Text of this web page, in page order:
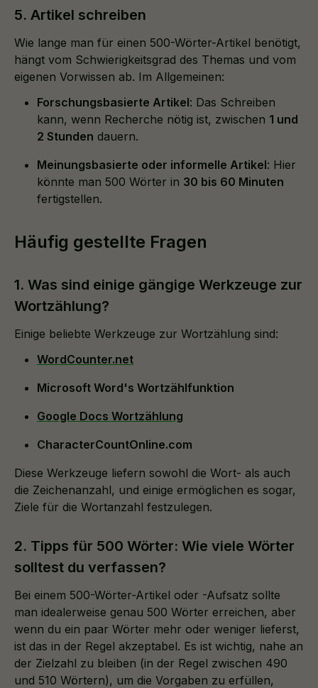
5. Artikel schreiben
Wie lange man für einen 500-Wörter-Artikel benötigt,
hängt vom Schwierigkeitsgrad des Themas und vom
eigenen Vorwissen ab. Im Allgemeinen:
Forschungsbasierte Artikel: Das Schreiben
kann, wenn Recherche nötig ist, zwischen 1 und
2 Stunden dauern.
Meinungsbasierte oder informelle Artikel: Hier
könnte man 500 Wörter in 30 bis 60 Minuten
fertigstellen.
Häufig gestellte Fragen
1. Was sind einige gängige Werkzeuge zur
Wortzählung?
Einige beliebte Werkzeuge zur Wortzählung sind:
WordCounter.net
Microsoft Word's Wortzählfunktion
Google Docs Wortzählung
CharacterCountOnline.com
Diese Werkzeuge liefern sowohl die Wort- als auch
die Zeichenanzahl, und einige ermöglichen es sogar,
Ziele für die Wortanzahl festzulegen.
2. Tipps für 500 Wörter: Wie viele Wörter
solltest du verfassen?
Bei einem 500-Wörter-Artikel oder -Aufsatz sollte
man idealerweise genau 500 Wörter erreichen, aber
wenn du ein paar Wörter mehr oder weniger lieferst,
ist das in der Regel akzeptabel. Es ist wichtig, nahe an
der Zielzahl zu bleiben (in der Regel zwischen 490
und 510 Wörtern), um die Vorgaben zu erfüllen,